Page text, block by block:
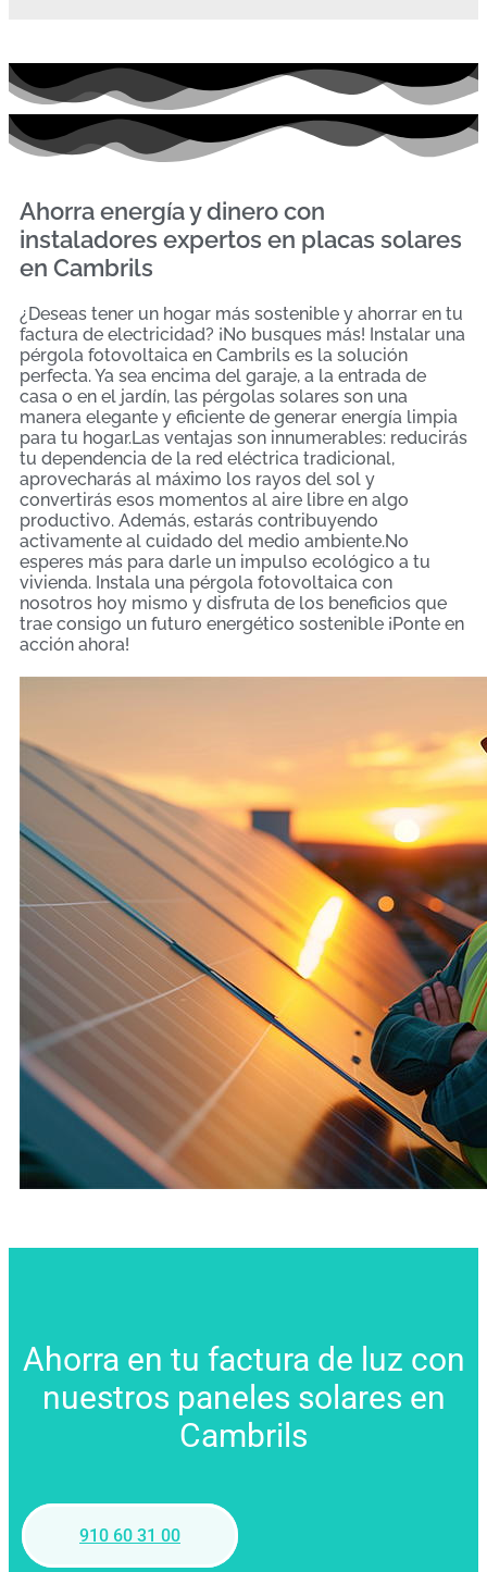
Ahorra energía y dinero con
instaladores expertos en placas solares
en Cambrils
¿Deseas tener un hogar más sostenible y ahorrar en tu
factura de electricidad? ¡No busques más! Instalar una
pérgola fotovoltaica en Cambrils es la solución
perfecta. Ya sea encima del garaje, a la entrada de
casa o en el jardín, las pérgolas solares son una
manera elegante y eficiente de generar energía limpia
para tu hogar.Las ventajas son innumerables: reducirás
tu dependencia de la red eléctrica tradicional,
aprovecharás al máximo los rayos del sol y
convertirás esos momentos al aire libre en algo
productivo. Además, estarás contribuyendo
activamente al cuidado del medio ambiente.No
esperes más para darle un impulso ecológico a tu
vivienda. Instala una pérgola fotovoltaica con
nosotros hoy mismo y disfruta de los beneficios que
trae consigo un futuro energético sostenible ¡Ponte en
acción ahora!
Ahorra en tu factura de luz con
nuestros paneles solares en
Cambrils
910 60 31 00